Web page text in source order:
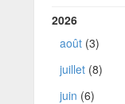
2026
août(3)
juillet(8)
juin (6)